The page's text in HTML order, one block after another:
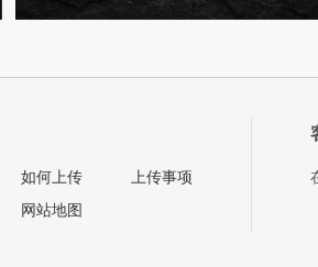
如何上传
网站地图
上传事项